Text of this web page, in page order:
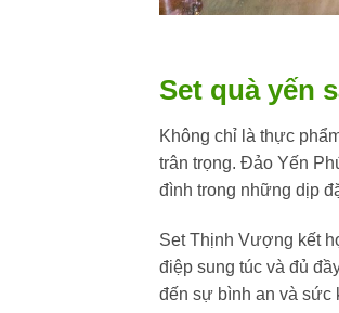
Set quà yến
Không chỉ là thực
trân trọng. Đảo Yến
đình trong những dịp
Set Thịnh Vượng kết
điệp sung túc và đủ
đến sự bình an và sức